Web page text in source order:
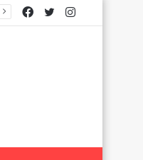
Instagram
Twitter
Facebook